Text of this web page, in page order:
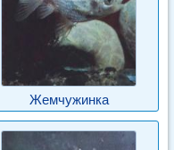
Жемчужинка